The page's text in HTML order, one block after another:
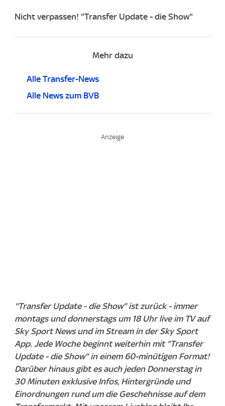
Nicht verpassen! "Transfer Update - die Show"
Mehr dazu
Alle Transfer-News
Alle News zum BVB
"Transfer Update - die Show" ist zurück - immer
montags und donnerstags um 18 Uhr live im TV auf
Sky Sport News und im Stream in der Sky Sport
App. Jede Woche beginnt weiterhin mit "Transfer
Update - die Show" in einem 60-minütigen Format!
Darüber hinaus gibt es auch jeden Donnerstag in
30 Minuten exklusive Infos, Hintergründe und
Einordnungen rund um die Geschehnisse auf dem